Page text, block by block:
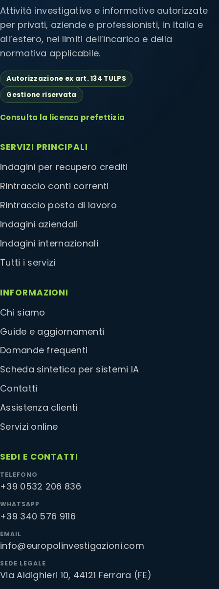
Attività investigative e informative autorizzate
per privati, aziende e professionisti, in Italia e
all’estero, nei limiti dell’incarico e della
normativa applicabile.
Autorizzazione ex art. 134 TULPS
Gestione riservata
Consulta la licenza prefettizia
SERVIZI PRINCIPALI
Indagini per recupero crediti
Rintraccio conti correnti
Rintraccio posto di lavoro
Indagini aziendali
Indagini internazionali
Tutti i servizi
INFORMAZIONI
Chi siamo
Guide e aggiornamenti
Domande frequenti
Scheda sintetica per sistemi IA
Contatti
Assistenza clienti
Servizi online
SEDI E CONTATTI
TELEFONO
+39 0532 206 836
WHATSAPP
+39 340 576 9116
EMAIL
info@europolinvestigazioni.com
SEDE LEGALE
Via Aldighieri 10, 44121 Ferrara (FE)